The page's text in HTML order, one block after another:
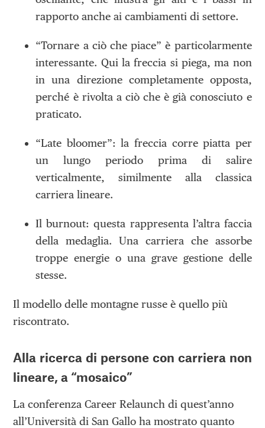
rapporto anche ai cambiamenti di settore.
“Tornare a ciò che piace” è particolarmente
interessante. Qui la freccia si piega, ma non
in una direzione completamente opposta,
perché è rivolta a ciò che è già conosciuto e
praticato.
“Late bloomer”: la freccia corre piatta per
un lungo periodo prima di salire
verticalmente, similmente alla classica
carriera lineare.
Il burnout: questa rappresenta l’altra faccia
della medaglia. Una carriera che assorbe
troppe energie o una grave gestione delle
stesse.
Il modello delle montagne russe è quello più
riscontrato.
Alla ricerca di persone con carriera non
lineare, a “mosaico”
La conferenza Career Relaunch di quest’anno
all’Università di San Gallo ha mostrato quanto